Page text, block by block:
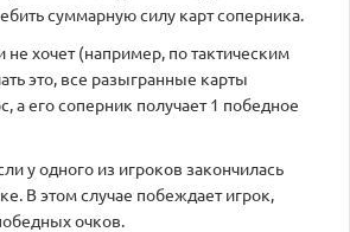
суммарную силу карт соперника.
хочет (например, по тактическим
это, все разыгранные карты
а его соперник получает 1 победное
у одного из игроков закончилась
В этом случае побеждает игрок,
очков.